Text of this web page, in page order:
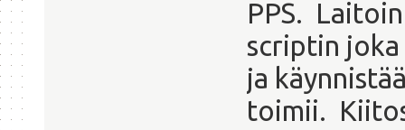
PPS.
scriptin
ja
toimii.